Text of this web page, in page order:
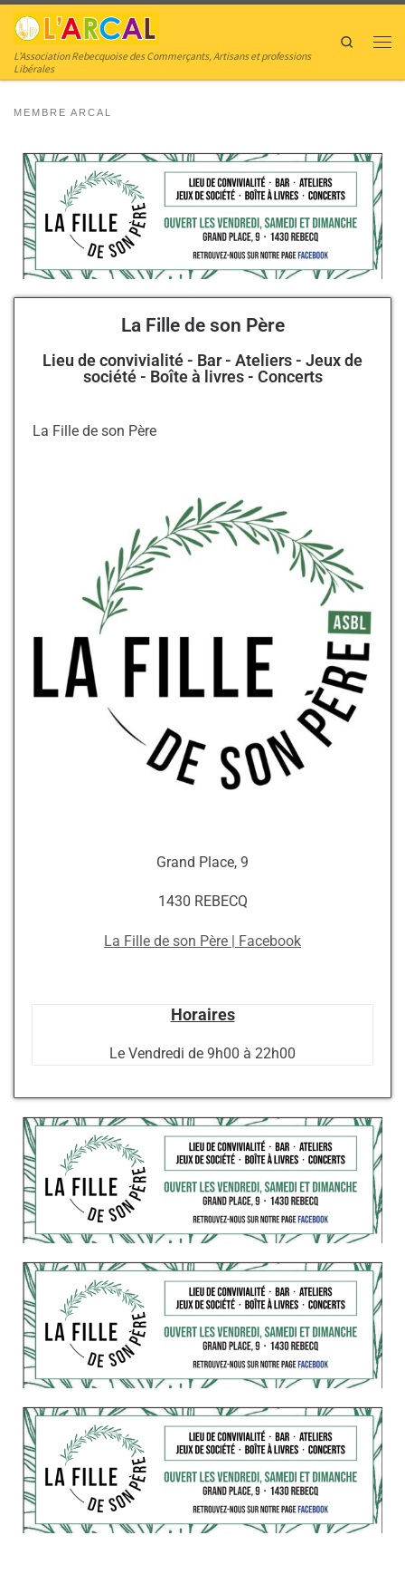
Skip to content
L’Association Rebecquoise des Commerçants, Artisans et professions
Libérales
Search
MEMBRE ARCAL
La Fille de son Père
Lieu de convivialité - Bar - Ateliers - Jeux de
société - Boîte à livres - Concerts
La Fille de son Père
Grand Place, 9
1430 REBECQ
La Fille de son Père | Facebook
Horaires
Le Vendredi de 9h00 à 22h00